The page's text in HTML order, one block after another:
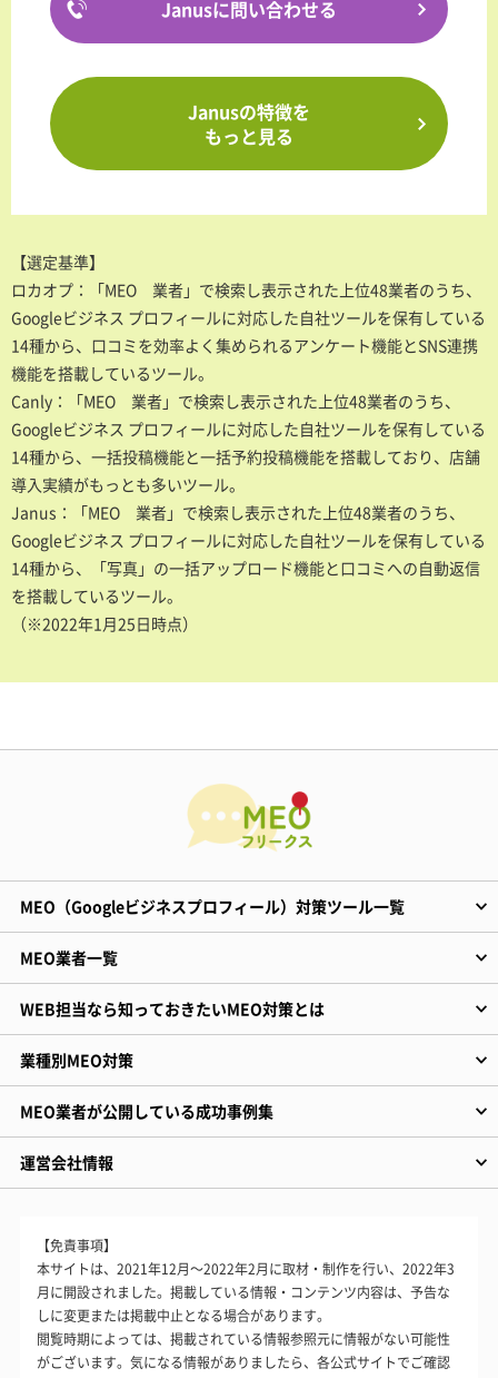
Janusに問い合わせる
Janusの特徴を
もっと見る
【選定基準】
ロカオプ：「MEO 業者」で検索し表示された上位48業者のうち、
Googleビジネス プロフィールに対応した自社ツールを保有している
14種から、口コミを効率よく集められるアンケート機能とSNS連携
機能を搭載しているツール。
Canly：「MEO 業者」で検索し表示された上位48業者のうち、
Googleビジネス プロフィールに対応した自社ツールを保有している
14種から、一括投稿機能と一括予約投稿機能を搭載しており、店舗
導入実績がもっとも多いツール。
Janus：「MEO 業者」で検索し表示された上位48業者のうち、
Googleビジネス プロフィールに対応した自社ツールを保有している
14種から、「写真」の一括アップロード機能と口コミへの自動返信
を搭載しているツール。
（※2022年1月25日時点）
MEO（Googleビジネスプロフィール）対策ツール一覧
MEO業者一覧
WEB担当なら知っておきたいMEO対策とは
業種別MEO対策
MEO業者が公開している成功事例集
運営会社情報
【免責事項】
本サイトは、2021年12月～2022年2月に取材・制作を行い、2022年3
月に開設されました。掲載している情報・コンテンツ内容は、予告な
しに変更または掲載中止となる場合があります。
閲覧時期によっては、掲載されている情報参照元に情報がない可能性
がございます。気になる情報がありましたら、各公式サイトでご確認